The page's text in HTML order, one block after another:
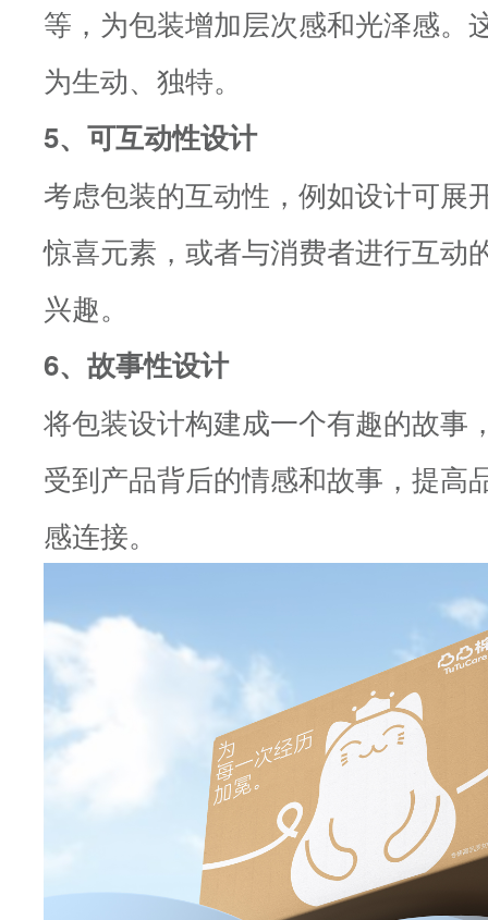
等，为包装增加层次感和光泽感。
为生动、独特。
5、可互动性设计
考虑包装的互动性，例如设计可展
惊喜元素，或者与消费者进行互动
兴趣。
6、故事性设计
将包装设计构建成一个有趣的故事
受到产品背后的情感和故事，提高
感连接。